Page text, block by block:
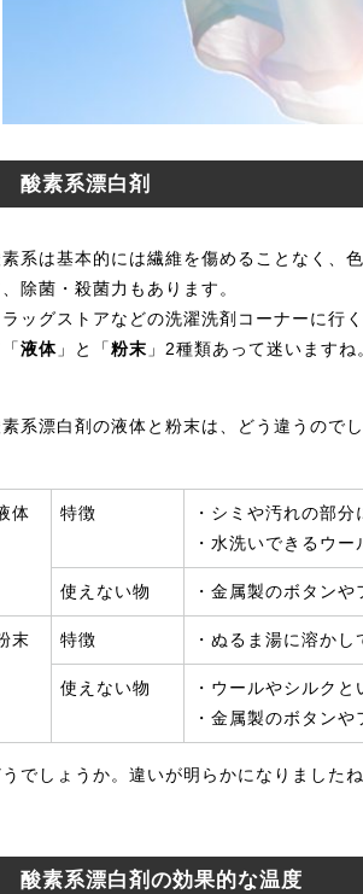
酸素系漂白剤
系は基本的には繊維を傷めることなく、
除菌・殺菌力もあります。
ラッグストアなどの洗濯洗剤コーナーに行
液体 」と「粉末 」2種類あって迷いますね
系漂白剤の液体と粉末は、どう違うので
体 特徴
・シミや汚れの部
・水洗いできるウ
使えない物 ・金属製のボタン
末 特徴 ・ぬるま湯に溶か
使えない物
・ウールやシルク
・金属製のボタン
うでしょうか。違いが明らかになりましたね
酸素系漂白剤の効果的な温度